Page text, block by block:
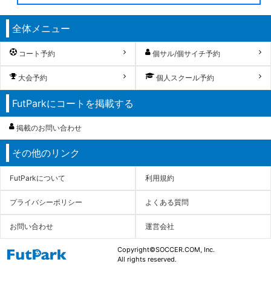
全体メニュー
コート予約 個サル/個サイチ予約
大会予約 個人スクール予約
FutParkにコートを掲載する
掲載のお問い合わせ
その他のリンク
FutParkについて 利用規約
プライバシーポリシー よくある質問
お問い合わせ 運営会社
Copyright©SOCCER.COM, Inc.
All rights reserved.